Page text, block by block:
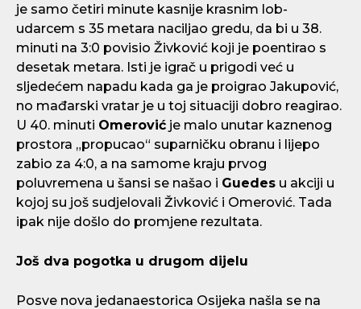
je samo četiri minute kasnije krasnim lob-
udarcem s 35 metara naciljao gredu, da bi u 38.
minuti na 3:0 povisio Živković koji je poentirao s
desetak metara. Isti je igrač u prigodi već u
sljedećem napadu kada ga je proigrao Jakupović,
no mađarski vratar je u toj situaciji dobro reagirao.
U 40. minuti Omerović je malo unutar kaznenog
prostora „propucao“ suparničku obranu i lijepo
zabio za 4:0, a na samome kraju prvog
poluvremena u šansi se našao i Guedes u akciji u
kojoj su još sudjelovali Živković i Omerović. Tada
ipak nije došlo do promjene rezultata.
Još dva pogotka u drugom dijelu
Posve nova jedanaestorica Osijeka našla se na